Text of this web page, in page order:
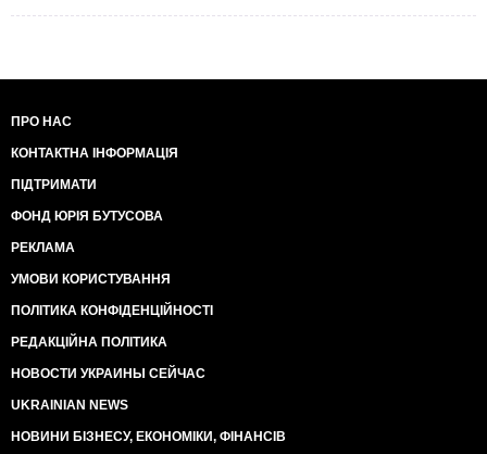
ПРО НАС
КОНТАКТНА ІНФОРМАЦІЯ
ПІДТРИМАТИ
ФОНД ЮРІЯ БУТУСОВА
РЕКЛАМА
УМОВИ КОРИСТУВАННЯ
ПОЛІТИКА КОНФІДЕНЦІЙНОСТІ
РЕДАКЦІЙНА ПОЛІТИКА
НОВОСТИ УКРАИНЫ СЕЙЧАС
UKRAINIAN NEWS
НОВИНИ БІЗНЕСУ, ЕКОНОМІКИ, ФІНАНСІВ